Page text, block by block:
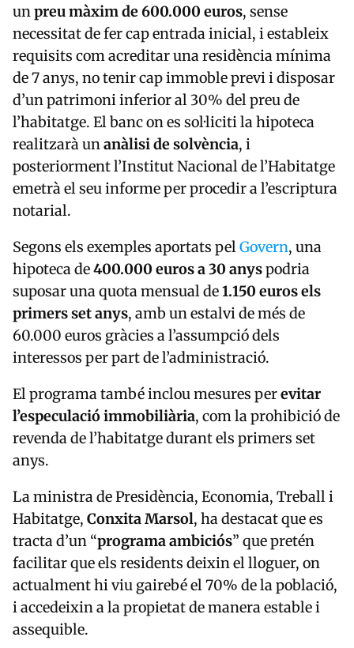
unpreu màxim de 600.000 euros, sense
necessitat de fer cap entrada inicial, i estableix
requisits com acreditar una residència mínima
de 7 anys, no tenir cap immoble previ i disposar
d’un patrimoni inferior al 30% del preu de
l’habitatge. El banc on es sol·liciti la hipoteca
realitzarà unanàlisi de solvència, i
posteriorment l’Institut Nacional de l’Habitatge
emetrà el seu informe per procedir a l’escriptura
notarial.
Segons els exemples aportats pelGovern, una
hipoteca de400.000 euros a 30 anyspodria
suposar una quota mensual de1.150 euros els
primers set anys, amb un estalvi de més de
60.000 euros gràcies a l’assumpció dels
interessos per part de l’administració.
El programa també inclou mesures perevitar
l’especulació immobiliària, com la prohibició de
revenda de l’habitatge durant els primers set
anys.
La ministra de Presidència, Economia, Treball i
Habitatge, Conxita Marsol, ha destacat que es
tracta d’un “programa ambiciós” que pretén
facilitar que els residents deixin el lloguer, on
actualment hi viu gairebé el 70% de la població,
i accedeixin a la propietat de manera estable i
assequible.